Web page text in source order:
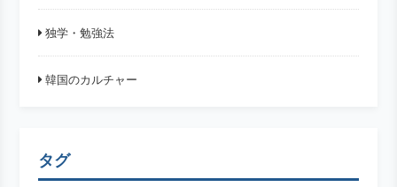
独学・勉強法
韓国のカルチャー
タグ